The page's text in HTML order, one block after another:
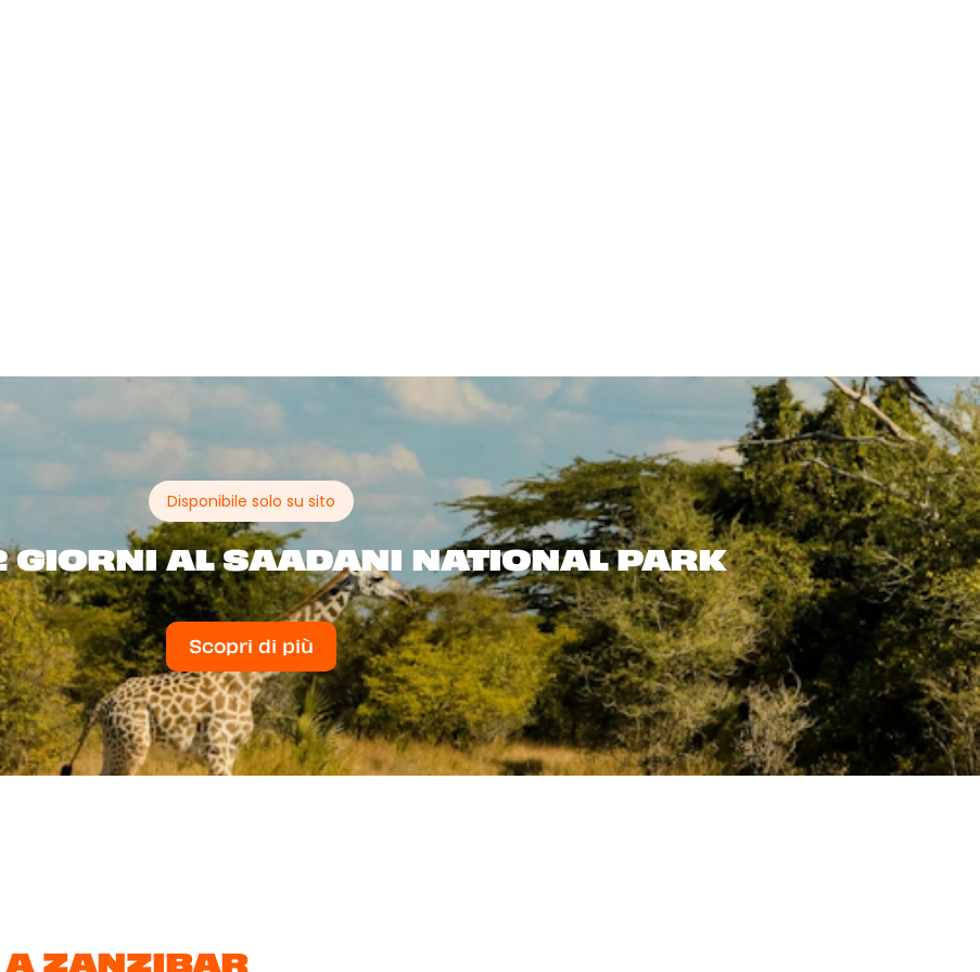
Disponibile solo su sito
GIORNI AL SAADANI NATIONAL PARK
Scopri di più